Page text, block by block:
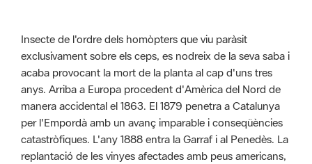
Insecte de l'ordre dels homòpters que viu paràsit
exclusivament sobre els ceps, es nodreix de la seva saba i
acaba provocant la mort de la planta al cap d'uns tres
anys. Arriba a Europa procedent d'Amèrica del Nord de
manera accidental el 1863. El 1879 penetra a Catalunya
per l'Empordà amb un avanç imparable i conseqüències
catastròfiques. L'any 1888 entra la Garraf i al Penedès. La
replantació de les vinyes afectades amb peus americans,